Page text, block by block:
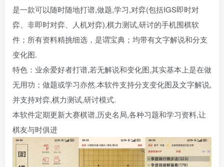
是一款可以随时随地打谱,做题,学习,对弈(包括IGS即时对
弈、非即时对弈、人机对弈),棋力测试,研讨的手机围棋软
件；所有资料精挑细选，是谓宝典；均带有文字解说和分支
变化图.
特色：业余爱好者打谱,若无解说和变化图,其实基本上是在做
无用功；做题或学习亦然.本软件支持分支变化图及文字解说,
并支持对弈,棋力测试,研讨模式.
本软件定期更新大赛棋谱,历史名局,各种习题和学习资料,让
棋友与时俱进